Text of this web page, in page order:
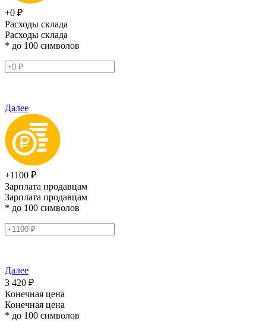
+0 ₽
Расходы склада
Расходы склада
* до 100 символов
Далее
+1100 ₽
Зарплата продавцам
Зарплата продавцам
* до 100 символов
Далее
3 420 ₽
Конечная цена
Конечная цена
* до 100 символов